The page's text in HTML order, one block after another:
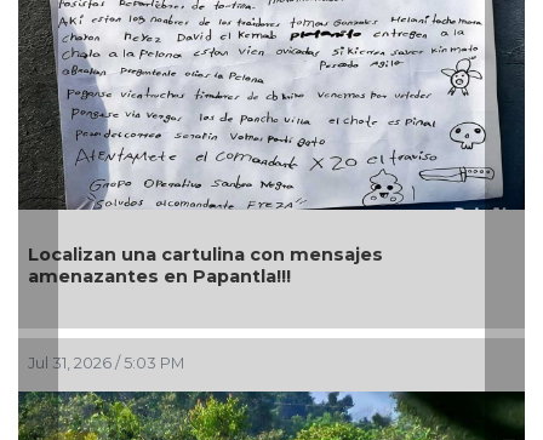
con mensajes
Aseguran 200 kilos de
de la misma droga y